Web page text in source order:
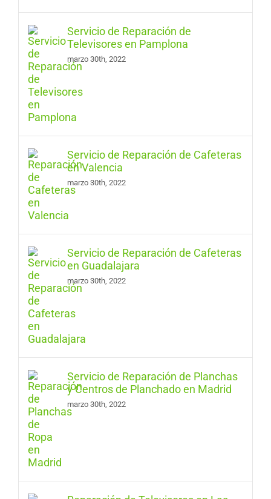
Servicio de Reparación de
Televisores en Pamplona
marzo 30th, 2022
Servicio de Reparación de Cafeteras
en Valencia
marzo 30th, 2022
Servicio de Reparación de Cafeteras
en Guadalajara
marzo 30th, 2022
Servicio de Reparación de Planchas
y Centros de Planchado en Madrid
marzo 30th, 2022